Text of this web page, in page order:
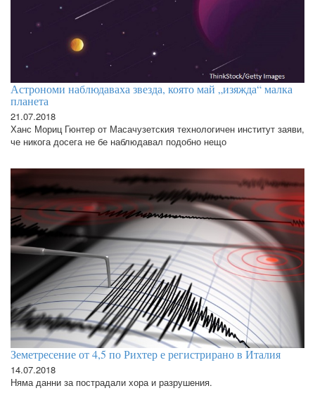
Астрономи наблюдаваха звезда, която май „изяжда“ малка
планета
21.07.2018
Ханс Мориц Гюнтер от Масачузетския технологичен институт заяви,
че никога досега не бе наблюдавал подобно нещо
Земетресение от 4,5 по Рихтер е регистрирано в Италия
14.07.2018
Няма данни за пострадали хора и разрушения.